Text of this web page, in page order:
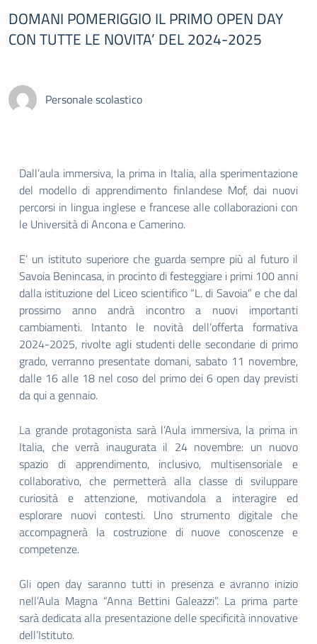
DOMANI POMERIGGIO IL PRIMO OPEN DAY
CON TUTTE LE NOVITA’ DEL 2024-2025
Personale scolastico
Dall’aula immersiva, la prima in Italia, alla sperimentazione
del modello di apprendimento finlandese Mof, dai nuovi
percorsi in lingua inglese e francese alle collaborazioni con
le Università di Ancona e Camerino.
E’ un istituto superiore che guarda sempre più al futuro il
Savoia Benincasa, in procinto di festeggiare i primi 100 anni
dalla istituzione del Liceo scientifico “L. di Savoia” e che dal
prossimo anno andrà incontro a nuovi importanti
cambiamenti. Intanto le novità dell’offerta formativa
2024-2025, rivolte agli studenti delle secondarie di primo
grado, verranno presentate domani, sabato 11 novembre,
dalle 16 alle 18 nel coso del primo dei 6 open day previsti
da qui a gennaio.
La grande protagonista sarà l’Aula immersiva, la prima in
Italia, che verrà inaugurata il 24 novembre: un nuovo
spazio di apprendimento, inclusivo, multisensoriale e
collaborativo, che permetterà alla classe di sviluppare
curiosità e attenzione, motivandola a interagire ed
esplorare nuovi contesti. Uno strumento digitale che
accompagnerà la costruzione di nuove conoscenze e
competenze.
Gli open day saranno tutti in presenza e avranno inizio
nell’Aula Magna “Anna Bettini Galeazzi”. La prima parte
sarà dedicata alla presentazione delle specificità innovative
dell’Istituto.